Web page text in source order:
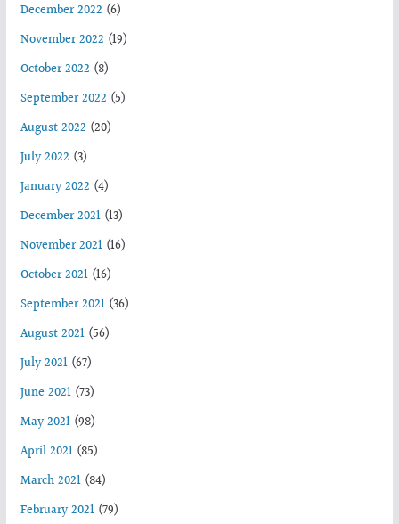
December 2022 (6)
November 2022 (19)
October 2022 (8)
September 2022 (5)
August 2022 (20)
July 2022 (3)
January 2022 (4)
December 2021(13)
November 2021(16)
October 2021(16)
September 2021(36)
August 2021(56)
July 2021(67)
June 2021(73)
May 2021(98)
April 2021(85)
March 2021(84)
February 2021(79)